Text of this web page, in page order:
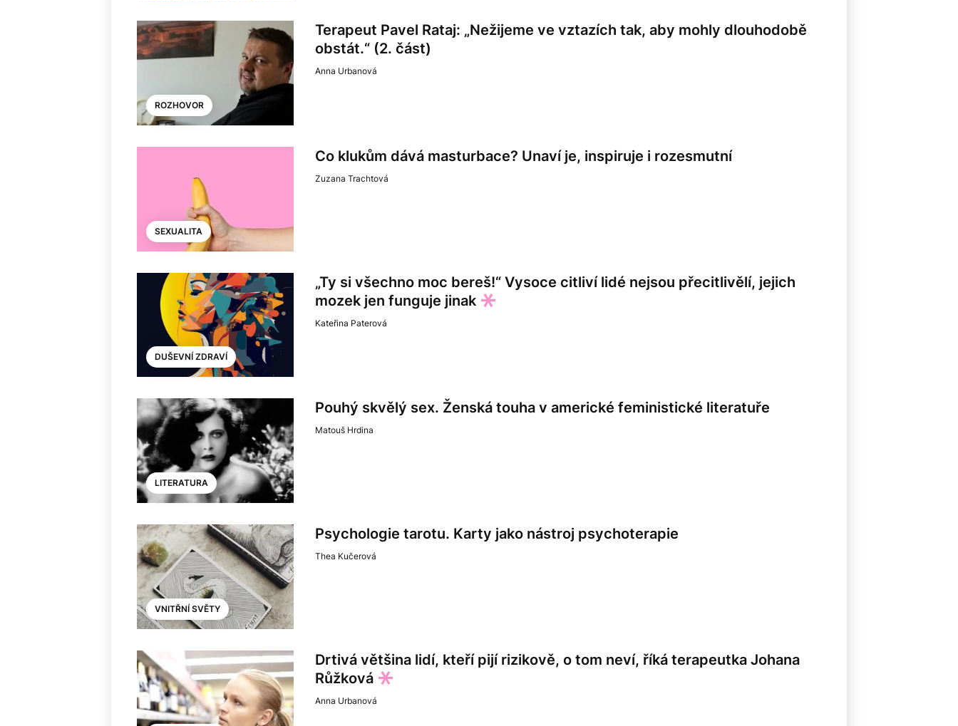
ROZHOVOR
Terapeut Pavel Rataj: „Nežijeme ve vztazích tak, aby mohly dlouhodobě
obstát.“ (2. část)
Anna Urbanová
SEXUALITA
Co klukům dává masturbace? Unaví je, inspiruje i rozesmutní
Zuzana Trachtová
DUŠEVNÍ ZDRAVÍ
„Ty si všechno moc bereš!“ Vysoce citliví lidé nejsou přecitlivělí, jejich
mozek jen funguje jinak
Kateřina Paterová
LITERATURA
Pouhý skvělý sex. Ženská touha v americké feministické literatuře
Matouš Hrdina
VNITŘNÍ SVĚTY
Psychologie tarotu. Karty jako nástroj psychoterapie
Thea Kučerová
Drtivá většina lidí, kteří pijí rizikově, o tom neví, říká terapeutka Johana
Růžková
Anna Urbanová